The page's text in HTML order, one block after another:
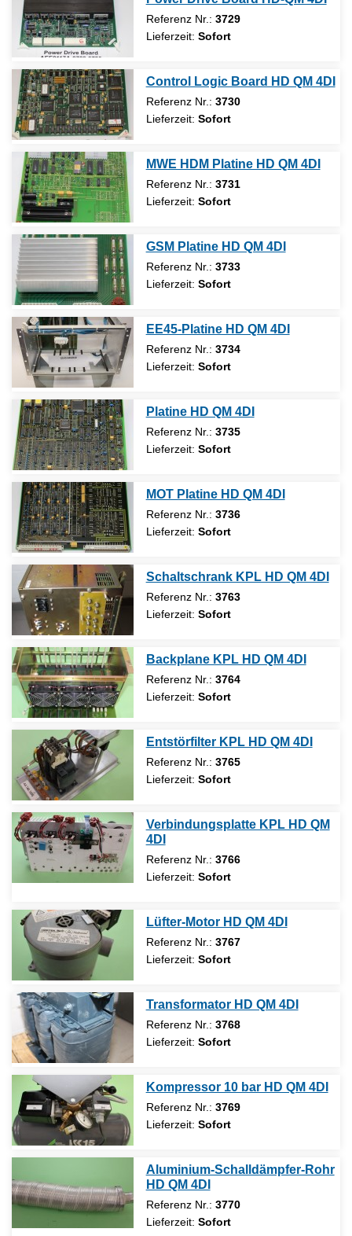
Referenz Nr.: 3729
Lieferzeit: Sofort
Control Logic Board HD QM 4DI
Referenz Nr.: 3730
Lieferzeit: Sofort
MWE HDM Platine HD QM 4DI
Referenz Nr.: 3731
Lieferzeit: Sofort
GSM Platine HD QM 4DI
Referenz Nr.: 3733
Lieferzeit: Sofort
EE45-Platine HD QM 4DI
Referenz Nr.: 3734
Lieferzeit: Sofort
Platine HD QM 4DI
Referenz Nr.: 3735
Lieferzeit: Sofort
MOT Platine HD QM 4DI
Referenz Nr.: 3736
Lieferzeit: Sofort
Schaltschrank KPL HD QM 4DI
Referenz Nr.: 3763
Lieferzeit: Sofort
Backplane KPL HD QM 4DI
Referenz Nr.: 3764
Lieferzeit: Sofort
Entstörfilter KPL HD QM 4DI
Referenz Nr.: 3765
Lieferzeit: Sofort
Verbindungsplatte KPL HD QM
4DI
Referenz Nr.: 3766
Lieferzeit: Sofort
Lüfter-Motor HD QM 4DI
Referenz Nr.: 3767
Lieferzeit: Sofort
Transformator HD QM 4DI
Referenz Nr.: 3768
Lieferzeit: Sofort
Kompressor 10 bar HD QM 4DI
Referenz Nr.: 3769
Lieferzeit: Sofort
Aluminium-Schalldämpfer-Rohr
HD QM 4DI
Referenz Nr.: 3770
Lieferzeit: Sofort